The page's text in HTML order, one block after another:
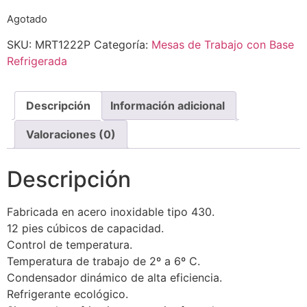
Agotado
SKU: MRT1222P Categoría: Mesas de Trabajo con Base
Refrigerada
Descripción Información adicional
Valoraciones (0)
Descripción
Fabricada en acero inoxidable tipo 430.
12 pies cúbicos de capacidad.
Control de temperatura.
Temperatura de trabajo de 2º a 6º C.
Condensador dinámico de alta eficiencia.
Refrigerante ecológico.